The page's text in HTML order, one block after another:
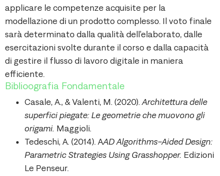
applicare le competenze acquisite per la
modellazione di un prodotto complesso. Il voto finale
sarà determinato dalla qualità dell’elaborato, dalle
esercitazioni svolte durante il corso e dalla capacità
di gestire il flusso di lavoro digitale in maniera
efficiente.
Biblioografia Fondamentale
Casale, A., & Valenti, M. (2020).Architettura delle
superfici piegate: Le geometrie che muovono gli
origami. Maggioli.
Tedeschi, A. (2014). AAD Algorithms-Aided Design:
Parametric Strategies Using Grasshopper. Edizioni
Le Penseur.